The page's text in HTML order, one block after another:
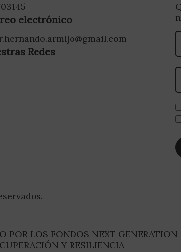
electrónico
Redes
POR LOS FONDOS NEXT GENERATION
Y RESILIENCIA